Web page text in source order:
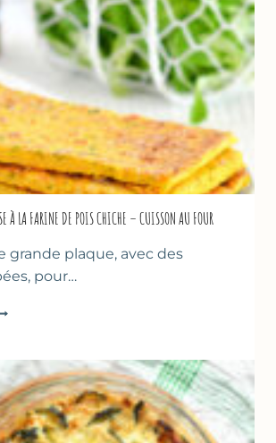
À LA FARINE DE POIS CHICHE – CUISSON AU FOUR
grande plaque, avec des
pour…